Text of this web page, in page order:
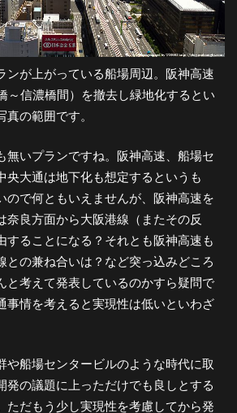
ンが上がっている船場周辺。阪神高速
～信濃橋間）を撤去し緑地化するとい
の範囲です。
無いプランですね。阪神高速、船場セ
央大通は地下化も想定するというも
ので何ともいえませんが、阪神高速を
奈良方面から大阪港線（またその反
することになる？それとも阪神高速も
との兼ね合いは？など突っ込みどころ
と考えて発表しているのかすら疑問で
事情を考えると実現性は低いといわざ
や船場センタービルのような時代に取
発の議題に上っただけでも良しとする
ただもう少し実現性を考慮してから発